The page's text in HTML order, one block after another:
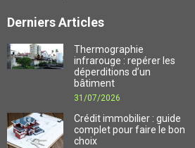
Derniers Articles
Thermographie
infrarouge : repérer les
déperditions d’un
bâtiment
31/07/2026
Crédit immobilier : guide
complet pour faire le bon
choix